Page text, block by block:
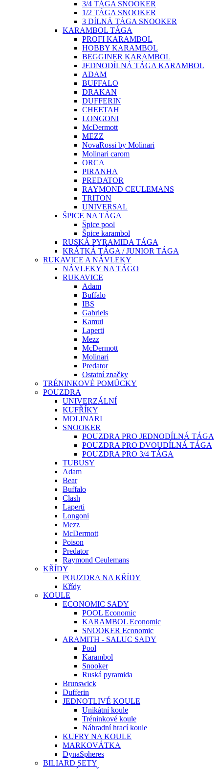
3/4 TÁGA SNOOKER
1/2 TÁGA SNOOKER
3 DÍLNÁ TÁGA SNOOKER
KARAMBOL TÁGA
PROFI KARAMBOL
HOBBY KARAMBOL
BEGGINER KARAMBOL
JEDNODÍLNÁ TÁGA KARAMBOL
ADAM
BUFFALO
DRAKAN
DUFFERIN
CHEETAH
LONGONI
McDermott
MEZZ
NovaRossi by Molinari
Molinari carom
ORCA
PIRANHA
PREDATOR
RAYMOND CEULEMANS
TRITON
UNIVERSAL
ŠPICE NA TÁGA
Špice pool
Špice karambol
RUSKÁ PYRAMIDA TÁGA
KRÁTKÁ TÁGA / JUNIOR TÁGA
RUKAVICE A NÁVLEKY
NÁVLEKY NA TÁGO
RUKAVICE
Adam
Buffalo
IBS
Gabriels
Kamui
Laperti
Mezz
McDermott
Molinari
Predator
Ostatní značky
TRÉNINKOVÉ POMŮCKY
POUZDRA
UNIVERZÁLNÍ
KUFŘÍKY
MOLINARI
SNOOKER
POUZDRA PRO JEDNODÍLNÁ TÁGA
POUZDRA PRO DVOUDÍLNÁ TÁGA
POUZDRA PRO 3/4 TÁGA
TUBUSY
Adam
Bear
Buffalo
Clash
Laperti
Longoni
Mezz
McDermott
Poison
Predator
Raymond Ceulemans
KŘÍDY
POUZDRA NA KŘÍDY
Křídy
KOULE
ECONOMIC SADY
POOL Economic
KARAMBOL Economic
SNOOKER Economic
ARAMITH - SALUC SADY
Pool
Karambol
Snooker
Ruská pyramida
Brunswick
Dufferin
JEDNOTLIVÉ KOULE
Unikátní koule
Tréninkové koule
Náhradní hrací koule
KUFRY NA KOULE
MARKOVÁTKA
DynaSpheres
BILIARD SETY